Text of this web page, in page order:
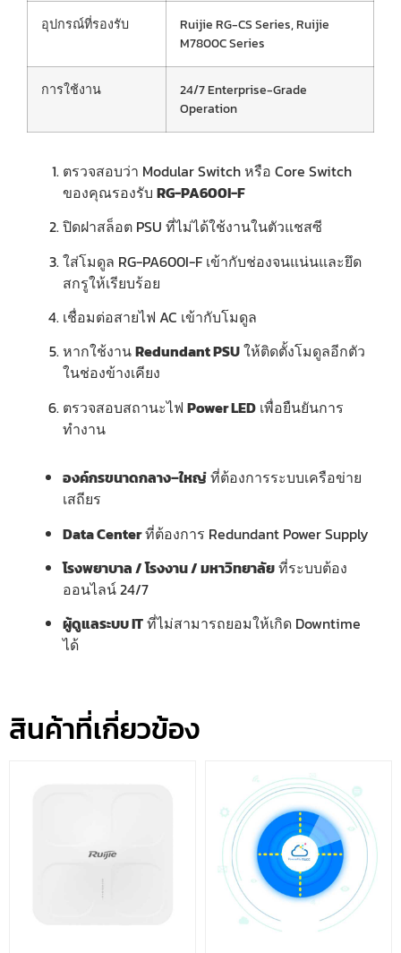
อุปกรณ์ที่รองรับ
Ruijie RG-CS Series, Ruijie
M7800C Series
การใช้งาน
24/7 Enterprise-Grade
Operation
ตรวจสอบว่า Modular Switch หรือ Core Switch
ของคุณรองรับ RG-PA600I-F
ปิดฝาสล็อต PSU ที่ไม่ได้ใช้งานในตัวแชสซี
ใส่โมดูล RG-PA600I-F เข้ากับช่องจนแน่นและยึด
สกรูให้เรียบร้อย
เชื่อมต่อสายไฟ AC เข้ากับโมดูล
หากใช้งานRedundant PSUให้ติดตั้งโมดูลอีกตัว
ในช่องข้างเคียง
ตรวจสอบสถานะไฟ Power LED เพื่อยืนยันการ
ทำงาน
องค์กรขนาดกลาง–ใหญ่ที่ต้องการระบบเครือข่าย
เสถียร
Data Centerที่ต้องการ Redundant Power Supply
โรงพยาบาล / โรงงาน / มหาวิทยาลัยที่ระบบต้อง
ออนไลน์ 24/7
ผู้ดูแลระบบ ITที่ไม่สามารถยอมให้เกิด Downtime
ได้
สินค้าที่เกี่ยวข้อง